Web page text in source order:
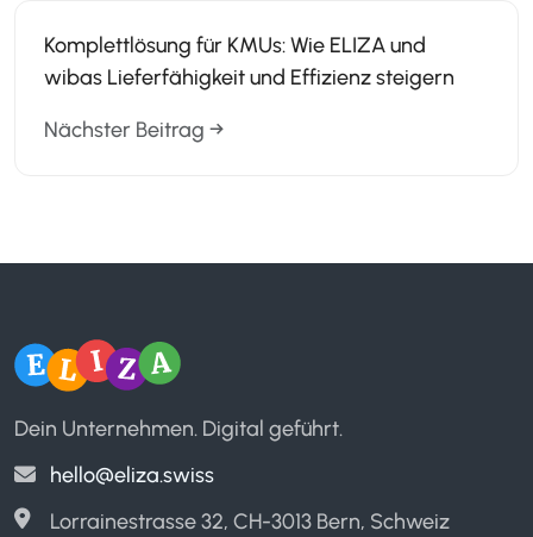
Komplettlösung für KMUs: Wie ELIZA und
wibas Lieferfähigkeit und Effizienz steigern
Nächster Beitrag →
Dein Unternehmen. Digital geführt.
hello@eliza.swiss
Lorrainestrasse 32, CH-3013 Bern, Schweiz